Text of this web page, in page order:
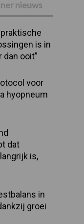
nieuws
praktische
is in
dan ooit”
voor
hyopneum
dat
is,
in
groei